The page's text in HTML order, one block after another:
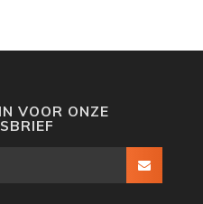
VOOR ONZE